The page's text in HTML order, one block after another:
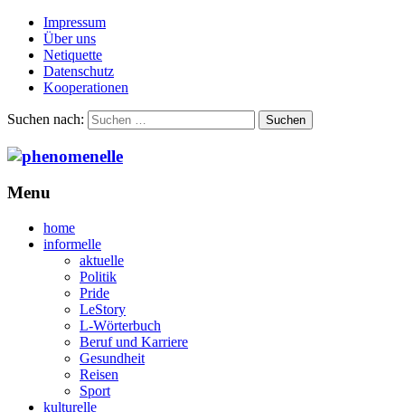
Impressum
Über uns
Netiquette
Datenschutz
Kooperationen
Suchen nach:
Menu
home
informelle
aktuelle
Politik
Pride
LeStory
L-Wörterbuch
Beruf und Karriere
Gesundheit
Reisen
Sport
kulturelle